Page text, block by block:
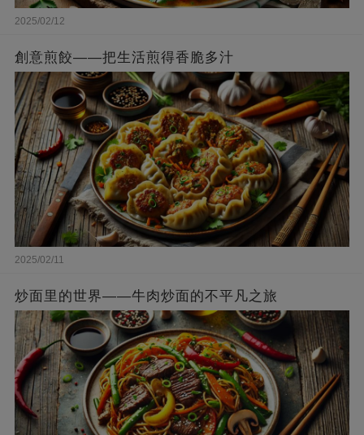
2025/02/12
創意煎餃——把生活煎得香脆多汁
2025/02/11
炒面里的世界——牛肉炒面的不平凡之旅